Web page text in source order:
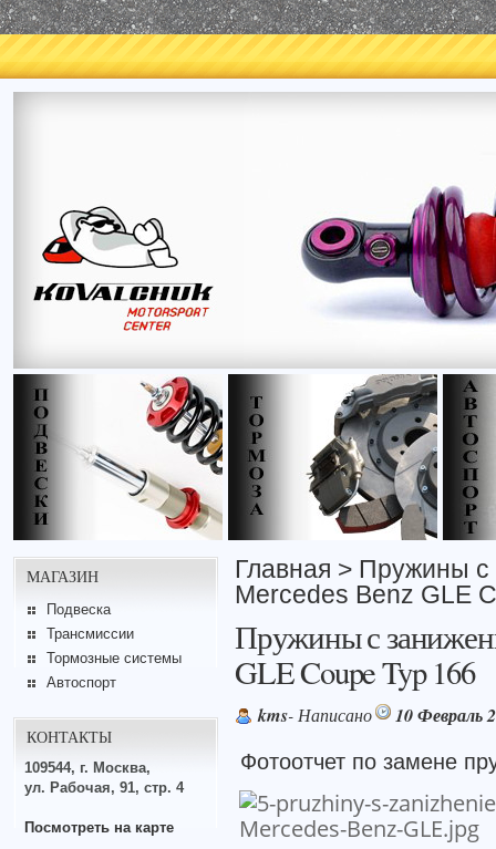
МАГАЗИН
Подвеска
Трансмиссии
Тормозные системы
Автоспорт
КОНТАКТЫ
109544, г. Москва,
ул. Рабочая, 91, стр. 4
Посмотреть на карте
Главная > Пружины с
Mercedes Benz GLE
Пружины с
GLE Coupe Typ 166
kms- Написано
10 Февраль
Фотоотчет по замене